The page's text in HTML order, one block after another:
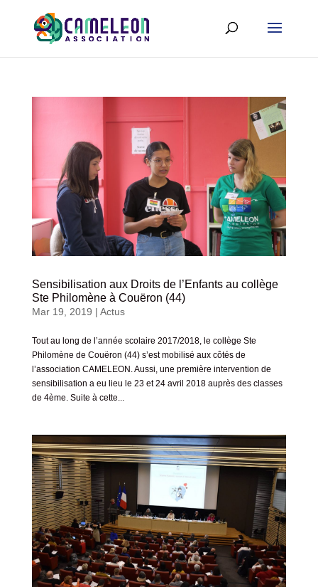
Sensibilisation aux Droits de l’Enfants au collège
Ste Philomène à Couëron (44)
Mar 19, 2019 | Actus
Tout au long de l’année scolaire 2017/2018, le collège Ste
Philomène de Couëron (44) s’est mobilisé aux côtés de
l’association CAMELEON. Aussi, une première intervention de
sensibilisation a eu lieu le 23 et 24 avril 2018 auprès des classes
de 4ème. Suite à cette...